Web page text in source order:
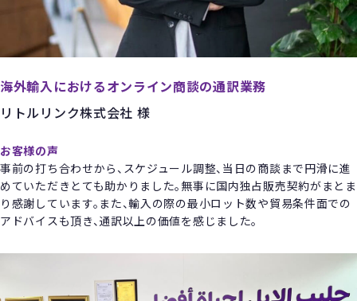
海外輸入におけるオンライン商談の通訳業務
リトルリンク株式会社 様
お客様の声
事前の打ち合わせから、スケジュール調整、当日の商談まで円滑に進
めていただきとても助かりました。無事に国内独占販売契約がまとま
り感謝しています。また、輸入の際の最小ロット数や貿易条件面での
アドバイスも頂き、通訳以上の価値を感じました。